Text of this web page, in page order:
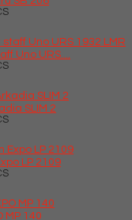
Uno URS....
SLIM 2
LP 2109
MP 140